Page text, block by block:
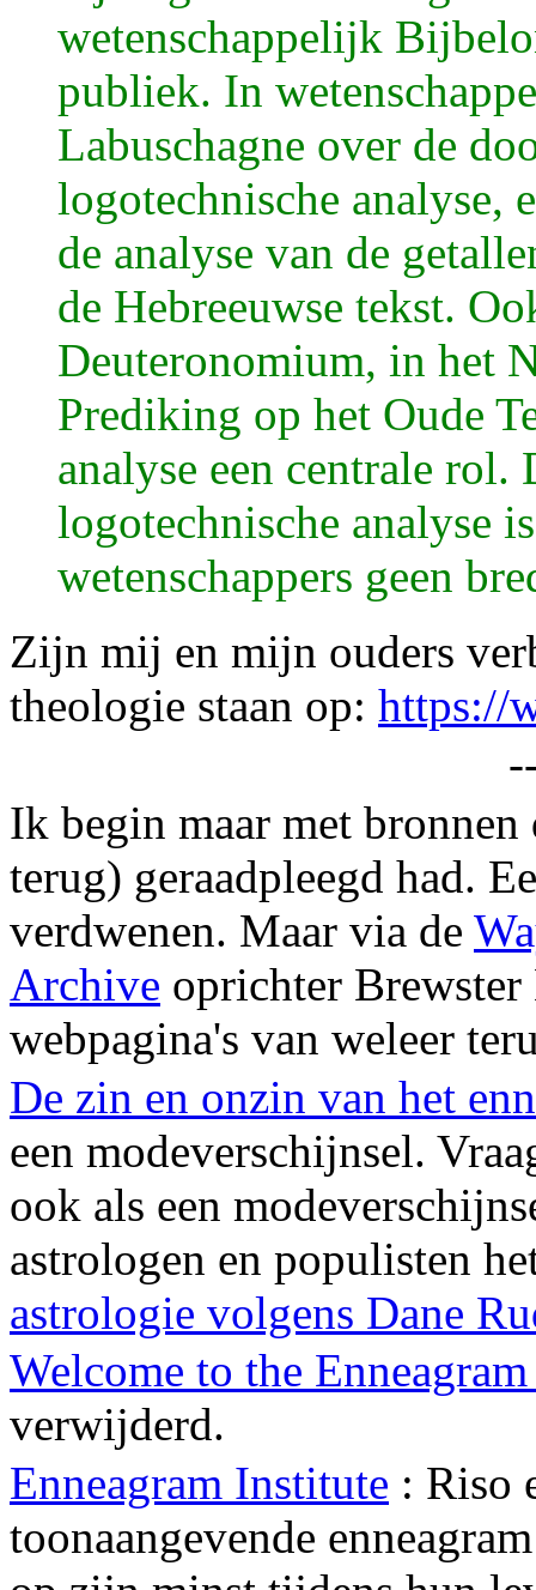
wetenschappelijk
publiek. In
Labuschagne over de
logotechnische analyse,
de analyse van de
de Hebreeuwse tekst.
Deuteronomium, in het
Prediking op het Oude
analyse een centrale rol.
logotechnische analyse
wetenschappers geen
Zijn mij en mijn ouders
theologie staan op: https://
Ik begin maar met
terug) geraadpleegd had.
verdwenen. Maar via de
Archive oprichter Brewster
webpagina's van weleer
De zin en onzin van het
een modeverschijnsel.
ook als een
astrologen en populisten
astrologie volgens Dane
Welcome to the
verwijderd.
Enneagram Institute : Riso
toonaangevende